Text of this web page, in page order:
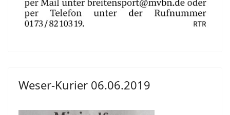
Weser-Kurier 06.06.2019